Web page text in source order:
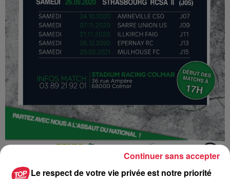
Le respect de votre vie privée est notre priorité
Continuer sans accepter